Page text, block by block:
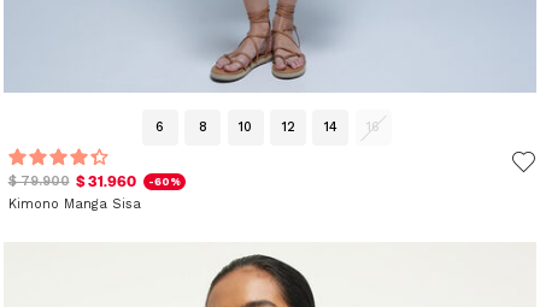
6 8 10 12 14 16
$ 79.900 $ 31.960 -60%
Kimono Manga Sisa